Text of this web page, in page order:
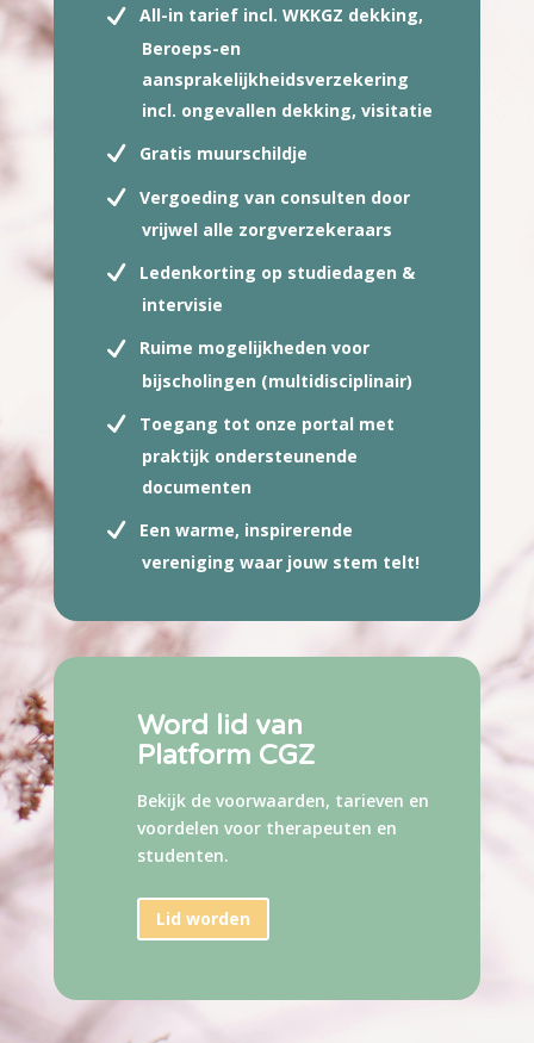
All-in tarief incl. WKKGZ dekking,
Beroeps-en
aansprakelijkheidsverzekering
incl. ongevallen dekking, visitatie
Gratis muurschildje
Vergoeding van consulten door
vrijwel alle zorgverzekeraars
Ledenkorting op studiedagen &
intervisie
Ruime mogelijkheden voor
bijscholingen (multidisciplinair)
Toegang tot onze portal met
praktijk ondersteunende
documenten
Een warme, inspirerende
vereniging waar jouw stem telt!
Word lid van
Platform CGZ
Bekijk de voorwaarden, tarieven en
voordelen voor therapeuten en
studenten.
Lid worden